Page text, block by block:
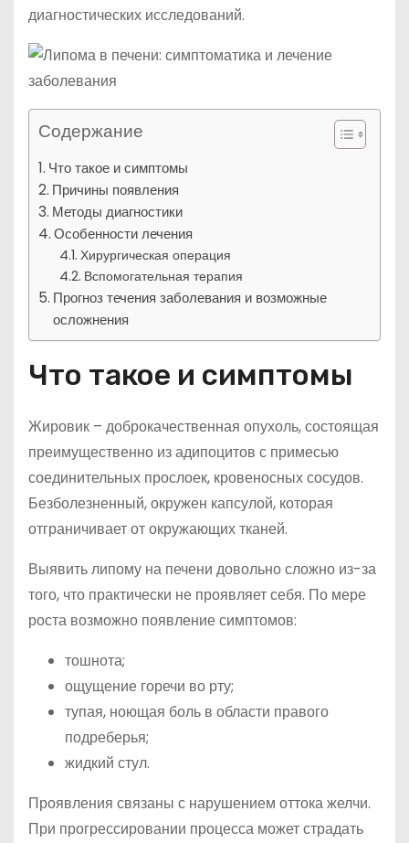
диагностических исследований.
Содержание
Что такое и симптомы
Причины появления
Методы диагностики
Особенности лечения
Хирургическая операция
Вспомогательная терапия
Прогноз течения заболевания и возможные
осложнения
Что такое и симптомы
Жировик – доброкачественная опухоль, состоящая
преимущественно из адипоцитов с примесью
соединительных прослоек, кровеносных сосудов.
Безболезненный, окружен капсулой, которая
отграничивает от окружающих тканей.
Выявить липому на печени довольно сложно из-за
того, что практически не проявляет себя. По мере
роста возможно появление симптомов:
тошнота;
ощущение горечи во рту;
тупая, ноющая боль в области правого
подреберья;
жидкий стул.
Проявления связаны с нарушением оттока желчи.
При прогрессировании процесса может страдать